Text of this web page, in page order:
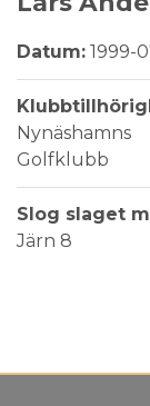
Datum: 1999-
Nynäshamns
Golfklubb
Slog slaget
Järn 8